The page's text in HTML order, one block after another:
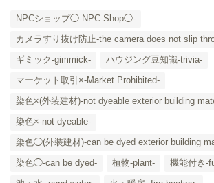
NPCショップ◯-NPC Shop◯-
カメラすり抜け防止-the camera does not slip
ギミック-gimmick-
ハウジング豆知識-trivia-
マーケット取引×-Market Prohibited-
染色×(外装建材)-not dyeable exterior building
染色×-not dyeable-
染色◯(外装建材)-can be dyed exterior building
染色◯-can be dyed-
植物-plant-
機能付き-